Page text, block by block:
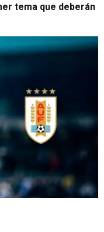
tema que deberán